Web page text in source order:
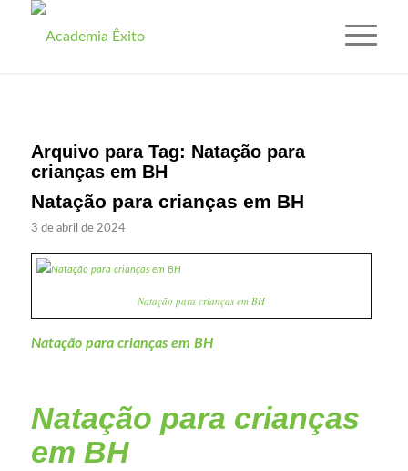
Arquivo para Tag: Natação para
crianças em BH
Natação para crianças em BH
3 de abril de 2024
Natação para crianças em BH
Natação para crianças em BH
Natação para crianças
em BH